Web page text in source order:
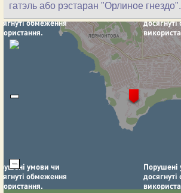
гатэль або рэстаран "Орлиное гнездо".